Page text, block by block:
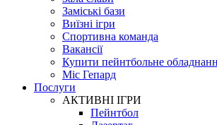
Заміські бази
Виїзні ігри
Спортивна команда
Вакансії
Купити пейнтбольне
Міс Гепард
Послуги
АКТИВНІ ІГРИ
Пейнтбол